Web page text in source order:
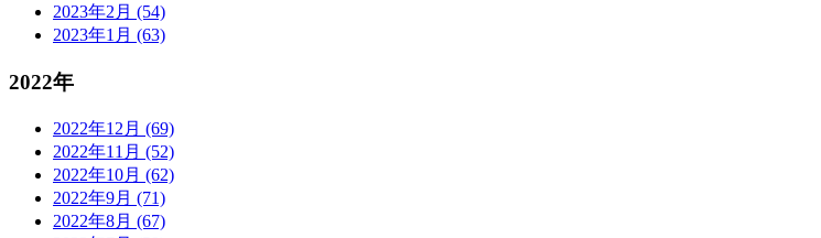
2023年2月 (54)
2023年1月 (63)
2022年
2022年12月 (69)
2022年11月 (52)
2022年10月 (62)
2022年9月 (71)
2022年8月 (67)